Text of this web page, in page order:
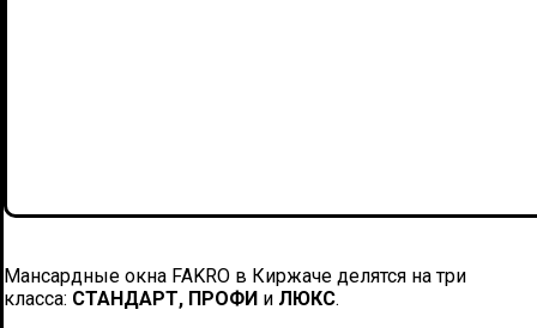
Мансардные окна FAKRO в Киржаче делятся на три
класса: СТАНДАРТ, ПРОФИ и ЛЮКС.